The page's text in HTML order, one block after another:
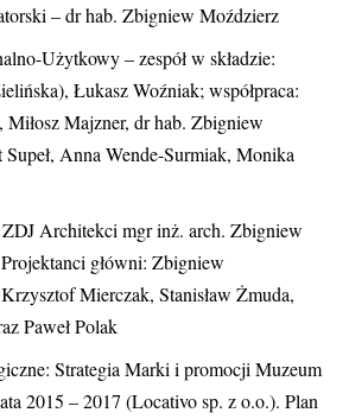
– dr hab. Zbigniew Moździerz
Użytkowy – zespół w składzie:
Łukasz Woźniak; współpraca:
Miłosz Majzner, dr hab. Zbigniew
Anna Wende-Surmiak, Monika
Architekci mgr inż. arch. Zbigniew
główni: Zbigniew
Mierczak, Stanisław Żmuda,
Paweł Polak
Strategia Marki i promocji Muzeum
2015 – 2017 (Locativo sp. z o.o.). Plan